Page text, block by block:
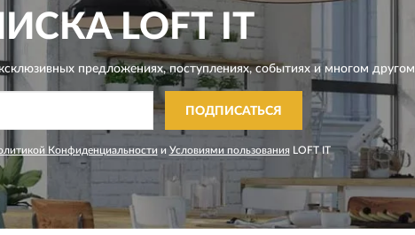
LOFT IT
предложениях,поступлениях, событиях и многом другом
ПОДПИСАТЬСЯ
Конфиденциальности и Условиями пользования LOFT IT